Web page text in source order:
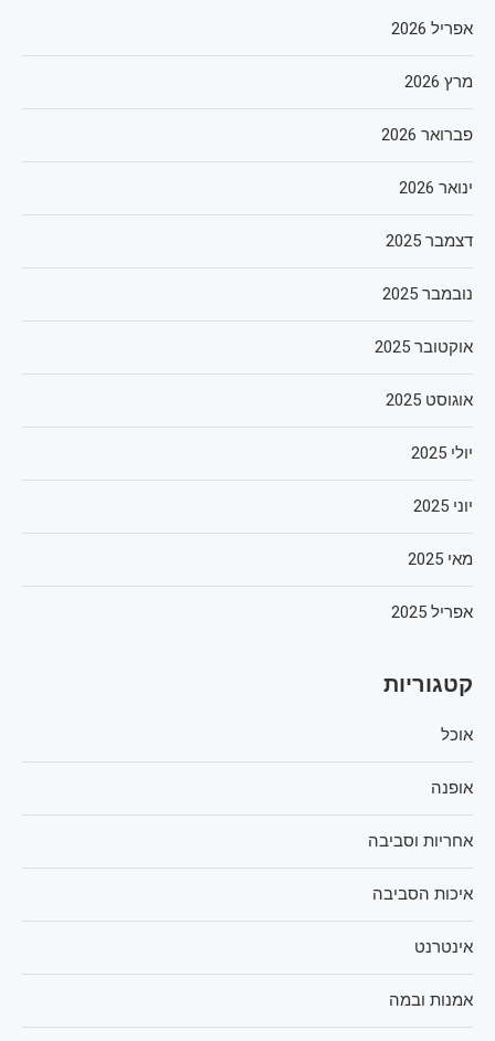
אפריל 2026
מרץ 2026
פברואר 2026
ינואר 2026
דצמבר 2025
נובמבר 2025
אוקטובר 2025
אוגוסט 2025
יולי 2025
יוני 2025
מאי 2025
אפריל 2025
קטגוריות
אוכל
אופנה
אחריות וסביבה
איכות הסביבה
אינטרנט
אמנות ובמה